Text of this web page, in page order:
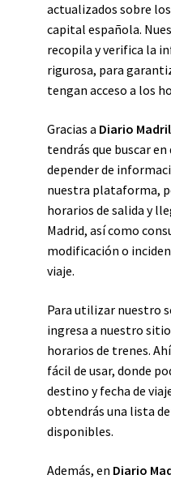
actualizados sobre
capital española.
recopila y verifica la
rigurosa, para
tengan acceso a los
Gracias a Diario
tendrás que buscar
depender de
nuestra plataforma,
horarios de salida y
Madrid, así como
modificación o
viaje.
Para utilizar nuestro
ingresa a nuestro
horarios de trenes.
fácil de usar, donde
destino y fecha de
obtendrás una lista
disponibles.
Además, en Diario